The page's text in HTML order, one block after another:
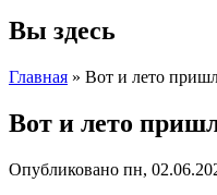
Вы здесь
Главная » Вот и лето
Вот и лето
Опубликовано пн,